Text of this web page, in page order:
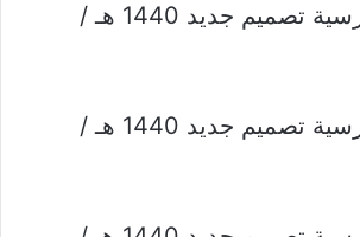
بطاقة زيارة مدرسية تصميم جديد 1440 هـ /
بطاقة زيارة مدرسية تصميم جديد 1440 هـ /